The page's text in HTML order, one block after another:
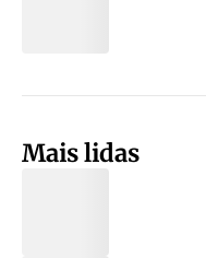
Mais lidas